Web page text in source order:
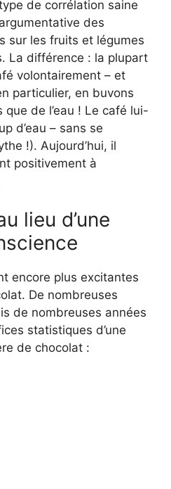
de corrélation saine
des
sur les fruits et légumes
La différence : la plupart
volontairement – et
particulier, en buvons
de l’eau ! Le café lui-
d’eau – sans se
!). Aujourd’hui, il
positivement à
lieu d’une
encore plus excitantes
De nombreuses
de nombreuses années
statistiques d’une
de chocolat :